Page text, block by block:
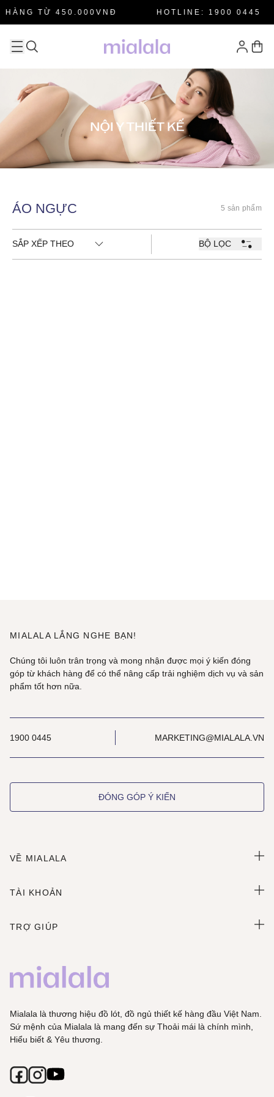
HÀNG TỪ 450.000VNĐ HOTLINE: 1900 0445
ÁO NGỰC 5 sản phẩm
SẮP XẾP THEO BỘ LỌC
MIALALA LẮNG NGHE BẠN!
Chúng tôi luôn trân trọng và mong nhận được mọi ý kiến đóng
góp từ khách hàng để có thể nâng cấp trải nghiệm dịch vụ và sản
phẩm tốt hơn nữa.
1900 0445 MARKETING@MIALALA.VN
ĐÓNG GÓP Ý KIẾN
VỀ MIALALA
TÀI KHOẢN
TRỢ GIÚP
Mialala là thương hiệu đồ lót, đồ ngủ thiết kế hàng đầu Việt Nam.
Sứ mệnh của Mialala là mang đến sự Thoải mái là chính mình,
Hiểu biết & Yêu thương.